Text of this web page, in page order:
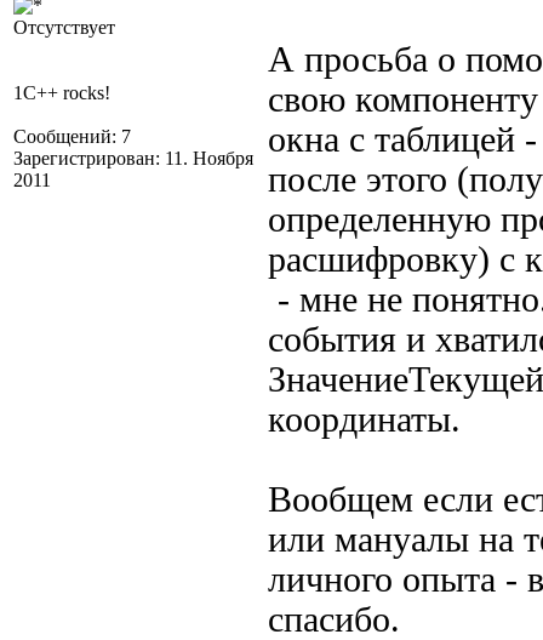
Отсутствует
1C++ rocks!
Сообщений: 7
Зарегистрирован: 11. Ноября
2011
А просьба о
свою
окна с таблицей
после этого
определенную
расшифровку) с
- мне не
события и
координаты.
Вообщем если
или мануалы на
личного опыта -
спасибо.